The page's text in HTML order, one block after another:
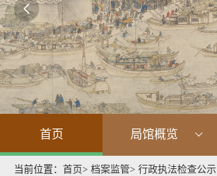

首页 局馆概览
当前位置： 首页> 档案监管> 行政执法检查公示